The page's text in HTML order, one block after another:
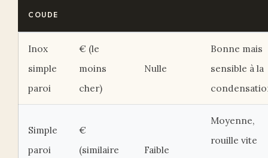
COUDE
Inox
simple
paroi
€ (le
moins
cher)
Nulle
Bonne mais
sensible à la
Simple
paroi
€
(similaire
Faible
Moyenne,
rouille vite